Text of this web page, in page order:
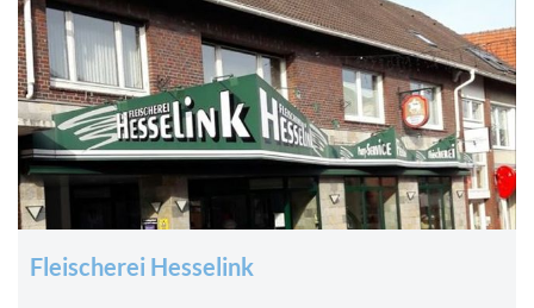
Fleischerei Hesselink